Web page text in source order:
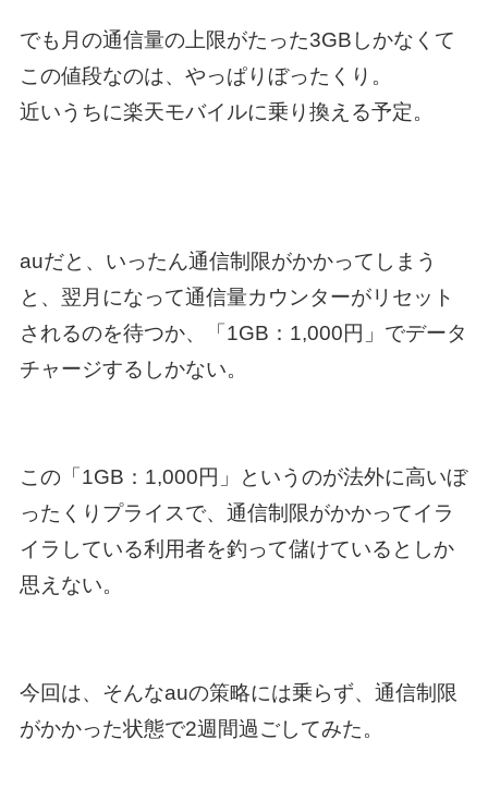
でも月の通信量の上限がたった3GBしかなくて
この値段なのは、やっぱりぼったくり。
近いうちに楽天モバイルに乗り換える予定。
auだと、いったん通信制限がかかってしまう
と、翌月になって通信量カウンターがリセット
されるのを待つか、「1GB：1,000円」でデータ
チャージするしかない。
この「1GB：1,000円」というのが法外に高いぼ
ったくりプライスで、通信制限がかかってイラ
イラしている利用者を釣って儲けているとしか
思えない。
今回は、そんなauの策略には乗らず、通信制限
がかかった状態で2週間過ごしてみた。